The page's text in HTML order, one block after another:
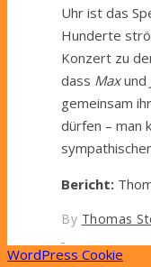
Uhr ist das
Hunderte
Konzert zu
dass Maxund
gemeinsam
dürfen – man
Bericht:
By Thomas
WordPress Cookie